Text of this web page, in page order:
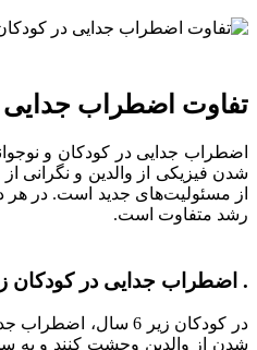
تفاوت اضطراب جدایی
اضطراب جدایی در کودکان و
شدن فیزیکی از والدین و نگرانی
از مسئولیت‌های جدید است. در هر
رشد متفاوت است.
. اضطراب جدایی در کودکان زیر 6 سال: علائم و
در کودکان زیر 6
شدن از والدین وحشت کنند و به